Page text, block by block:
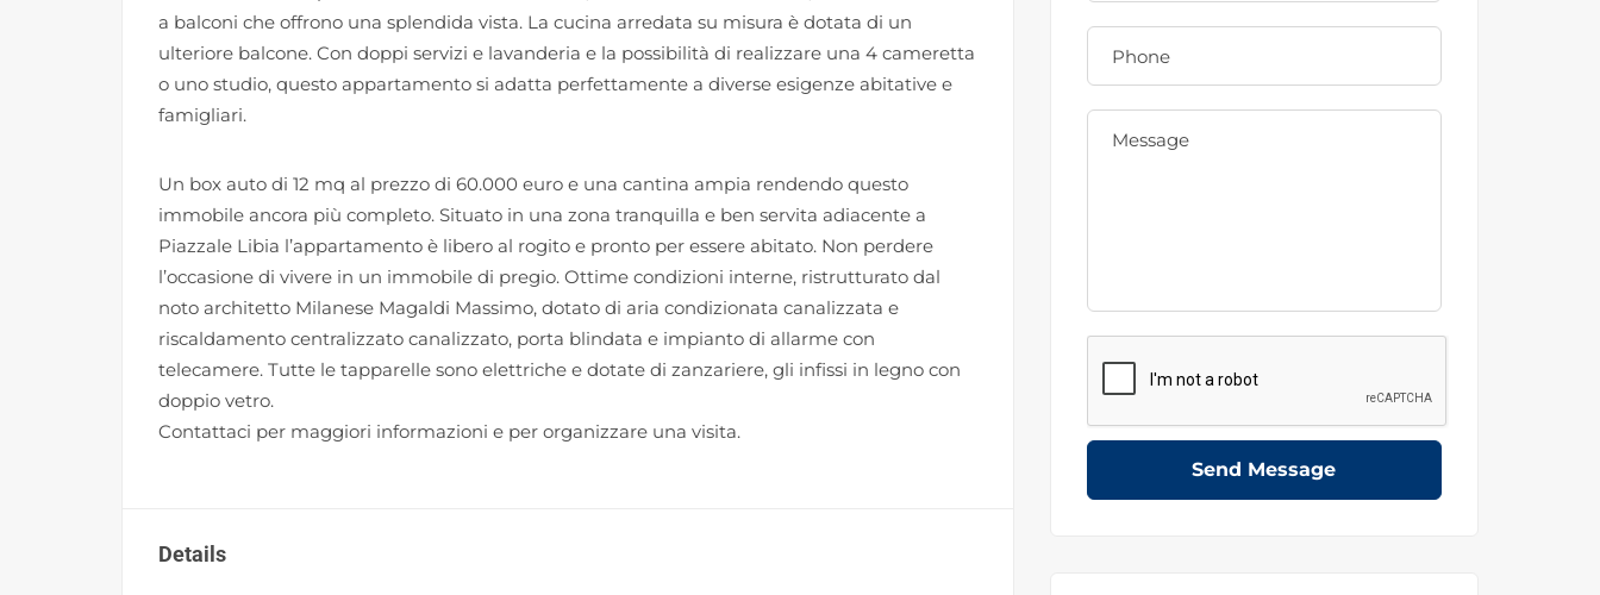
a balconi che offrono una splendida vista. La cucina arredata su misura è dotata di un
ulteriore balcone. Con doppi servizi e lavanderia e la possibilità di realizzare una 4 cameretta
o uno studio, questo appartamento si adatta perfettamente a diverse esigenze abitative e
famigliari.
Un box auto di 12 mq al prezzo di 60.000 euro e una cantina ampia rendendo questo
immobile ancora più completo. Situato in una zona tranquilla e ben servita adiacente a
Piazzale Libia l’appartamento è libero al rogito e pronto per essere abitato. Non perdere
l’occasione di vivere in un immobile di pregio. Ottime condizioni interne, ristrutturato dal
noto architetto Milanese Magaldi Massimo, dotato di aria condizionata canalizzata e
riscaldamento centralizzato canalizzato, porta blindata e impianto di allarme con
telecamere. Tutte le tapparelle sono elettriche e dotate di zanzariere, gli infissi in legno con
doppio vetro.
Contattaci per maggiori informazioni e per organizzare una visita.
Details
Send Message